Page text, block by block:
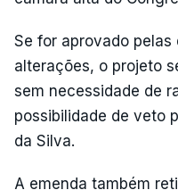
Se for aprovado pelas
alterações, o projeto
sem necessidade de
possibilidade de veto
da Silva.
A emenda também